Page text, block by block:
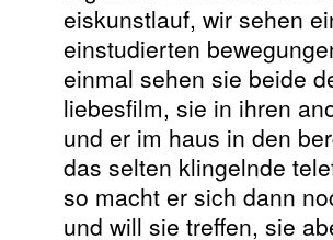
eiskunstlauf, wir sehen
einstudierten
einmal sehen sie beide
liebesfilm, sie in ihren
und er im haus in den
das selten klingelnde
so macht er sich dann
und will sie treffen, sie